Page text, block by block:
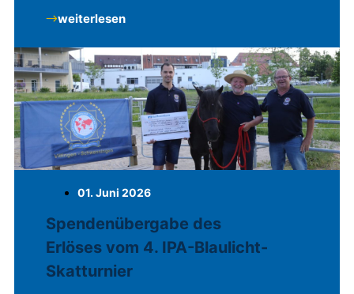
weiterlesen
01. Juni 2026
Spendenübergabe des
Erlöses vom 4. IPA-Blaulicht-
Skatturnier